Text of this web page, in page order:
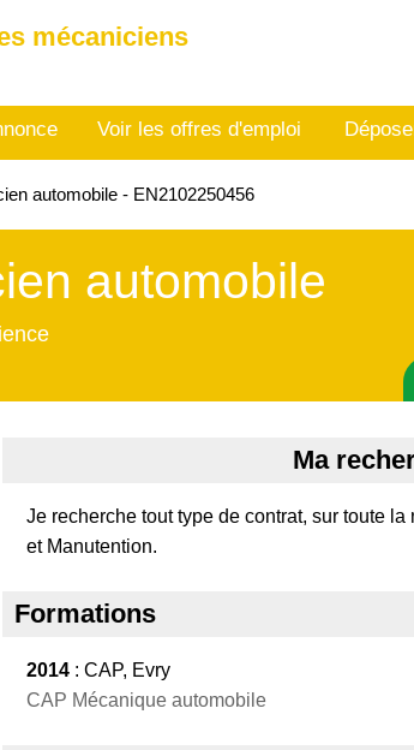
mécaniciens
Voir les offres d'emploi
automobile - EN2102250456
automobile
Ma
Je recherche tout type de contrat, sur toute
et Manutention.
Formations
2014 : CAP, Evry
CAP Mécanique automobile